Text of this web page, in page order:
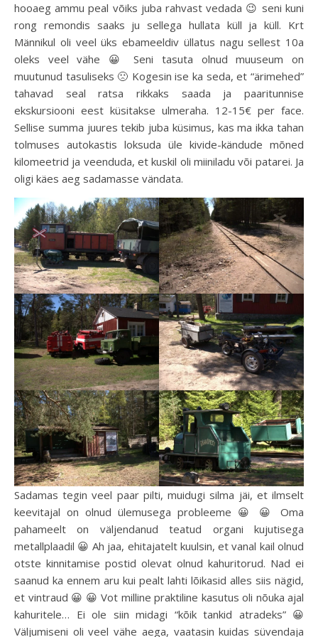
hooaeg ammu peal võiks juba rahvast vedada 😉 seni kuni
rong remondis saaks ju sellega hullata küll ja küll. Krt
Männikul oli veel üks ebameeldiv üllatus nagu sellest 10a
oleks veel vähe 😀 Seni tasuta olnud muuseum on
muutunud tasuliseks 🙁 Kogesin ise ka seda, et “ärimehed”
tahavad seal ratsa rikkaks saada ja paaritunnise
ekskursiooni eest küsitakse ulmeraha. 12-15€ per face.
Sellise summa juures tekib juba küsimus, kas ma ikka tahan
tolmuses autokastis loksuda üle kivide-kändude mõned
kilomeetrid ja veenduda, et kuskil oli miiniladu või patarei. Ja
oligi käes aeg sadamasse vändata.
Sadamas tegin veel paar pilti, muidugi silma jäi, et ilmselt
keevitajal on olnud ülemusega probleeme 😀 😀 Oma
pahameelt on väljendanud teatud organi kujutisega
metallplaadil 😀 Ah jaa, ehitajatelt kuulsin, et vanal kail olnud
otste kinnitamise postid olevat olnud kahuritorud. Nad ei
saanud ka ennem aru kui pealt lahti lõikasid alles siis nägid,
et vintraud 😀 😀 Vot milline praktiline kasutus oli nõuka ajal
kahuritele… Ei ole siin midagi “kõik tankid atradeks” 😀
Väljumiseni oli veel vähe aega, vaatasin kuidas süvendaja